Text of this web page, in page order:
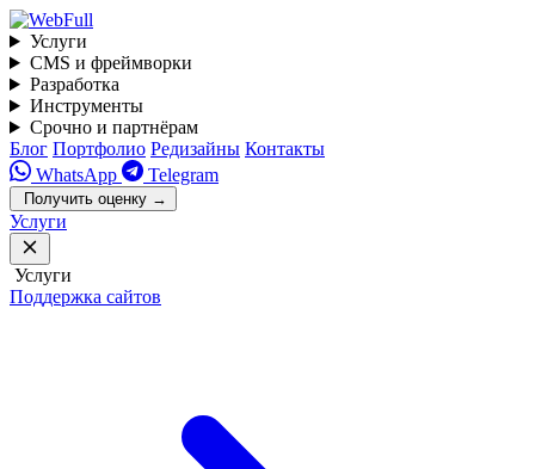
Услуги
CMS и фреймворки
Разработка
Инструменты
Срочно и партнёрам
Блог Портфолио Редизайны Контакты
WhatsApp
Telegram
Получить оценку →
Услуги
Услуги
Поддержка сайтов